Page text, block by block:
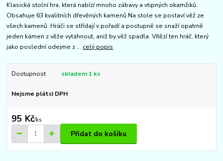
Klasická stolní hra, která nabízí mnoho zábavy a vtipných okamžiků.
Obsahuje 63 kvalitních dřevěných kamenů.Na stole se postaví věž ze
všech kamenů. Hráči se střídají v pořadí a postupně se snaží opatrně
jeden kámen z věže vytáhnout, aniž by věž spadla. Vítězí ten hráč, který
jako poslední odejme z ... celý popis
Dostupnost skladem 1 ks
Nejsme plátci DPH
95 Kč/ks
Přidat do košíku